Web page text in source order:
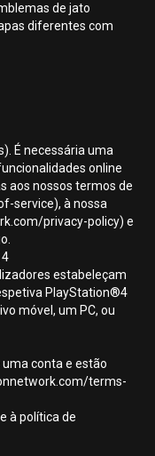
de jato
diferentes com
É necessária uma
online
aos nossos termos de
service), à nossa
privacy-policy) e
4
estabeleçam
PlayStation®4
móvel, um PC, ou
conta e estão
terms-
à política de